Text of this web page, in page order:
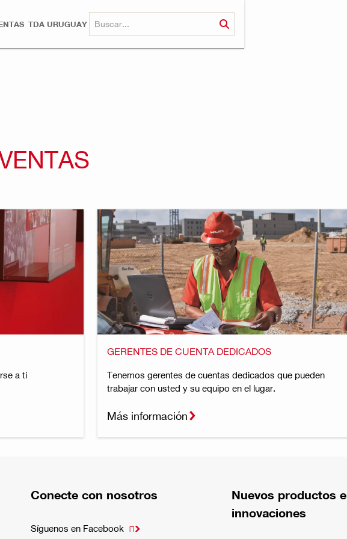
TDA URUGUAY
a ti
GERENTES DE CUENTA DEDICADOS
Tenemos gerentes de cuentas dedicados que pueden
trabajar con usted y su equipo en el lugar.
Más información
Conecte con nosotros
Síguenos en Facebook 
Nuevos productos e
innovaciones